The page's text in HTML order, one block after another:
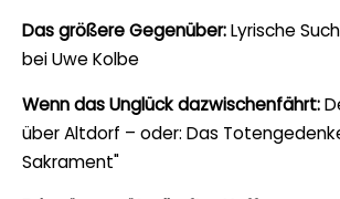
Das größere Gegenüber:Lyrische
bei Uwe Kolbe
Wenn das Unglück dazwischenfährt:
über Altdorf – oder: Das
Sakrament"